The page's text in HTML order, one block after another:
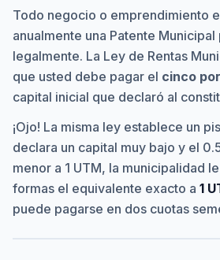
Todo negocio o emprendimiento
anualmente una Patente
legalmente. La Ley de Rentas
que usted debe pagar el cinco
capital inicial que declaró al
¡Ojo! La misma ley establece un
declara un capital muy bajo y el
menor a 1 UTM, la municipalidad
formas el equivalente exacto a 1
puede pagarse en dos cuotas